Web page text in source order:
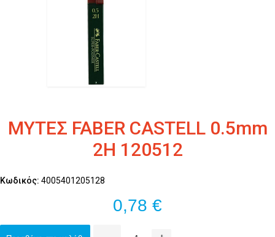
ΜΥΤΕΣ FABER CASTELL 0.5mm
2H 120512
Κωδικός: 4005401205128
0,78 €